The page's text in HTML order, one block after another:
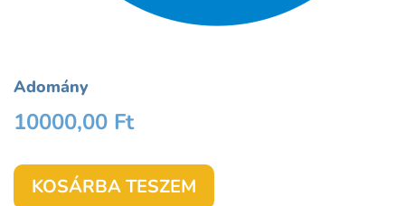
Adomány
10000,00 Ft
KOSÁRBA TESZEM